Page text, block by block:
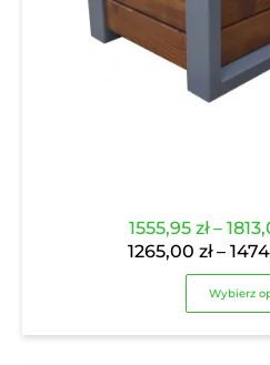
1555,95 zł –
1265,00 zł –
Wybierz